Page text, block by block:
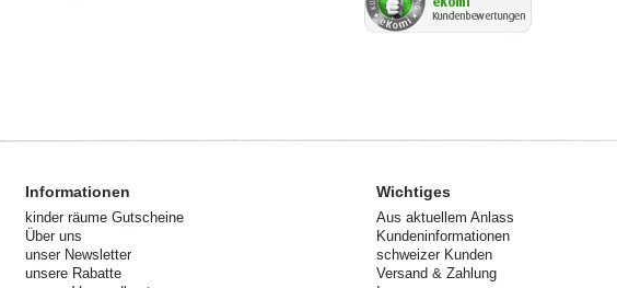
Informationen
kinder räume Gutscheine
Über uns
unser Newsletter
unsere Rabatte
Wichtiges
Aus aktuellem Anlass
Kundeninformationen
schweizer Kunden
Versand & Zahlung